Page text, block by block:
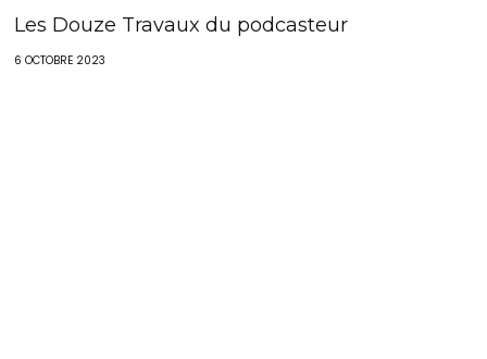
Les Douze Travaux du podcasteur
6 OCTOBRE 2023